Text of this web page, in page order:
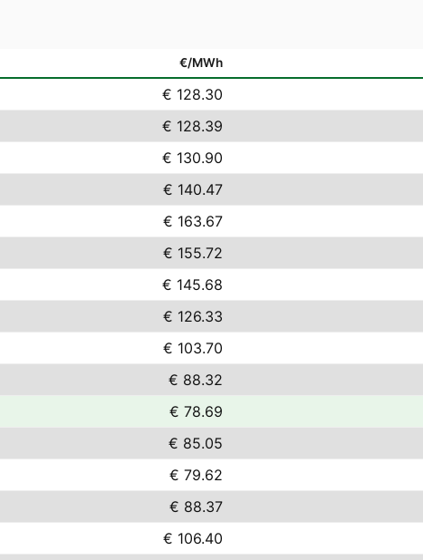
€/MWh
€ 128.30
€ 128.39
€ 130.90
€ 140.47
€ 163.67
€ 155.72
€ 145.68
€ 126.33
€ 103.70
€ 88.32
€ 78.69
€ 85.05
€ 79.62
€ 88.37
€ 106.40